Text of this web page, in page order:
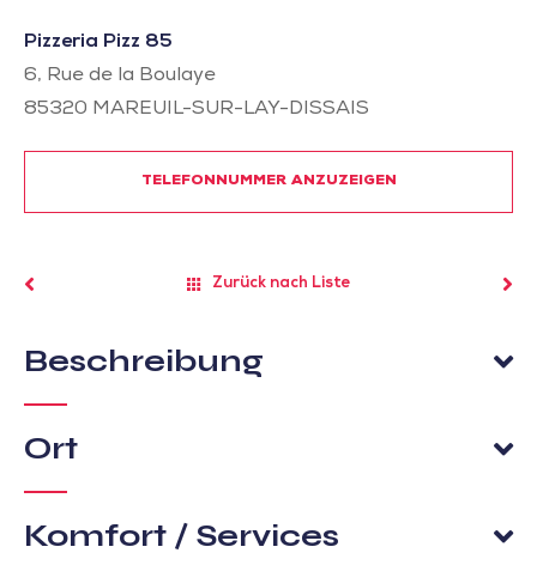
Pizzeria Pizz 85
6, Rue de la Boulaye
85320 MAREUIL-SUR-LAY-DISSAIS
TELEFONNUMMER ANZUZEIGEN
Zurück nach Liste
Beschreibung
Ort
Komfort / Services